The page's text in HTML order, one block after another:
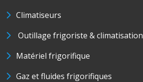
Climatiseurs
Outillage frigoriste & climatisation
Matériel frigorifique
Gaz et fluides frigorifiques